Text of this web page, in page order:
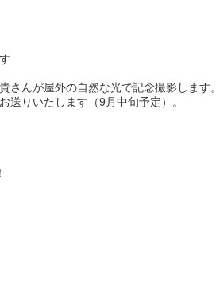
んが屋外の自然な光で記念撮影します。
送りいたします（9月中旬予定）。